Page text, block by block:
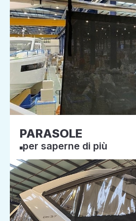
PARASOLE
per saperne di più